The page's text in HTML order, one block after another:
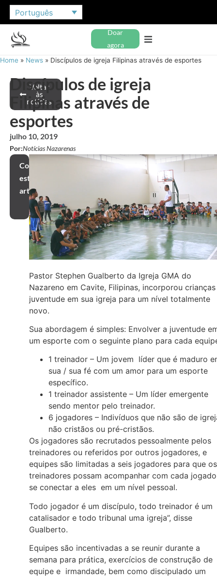
Português
Doar
agora
Home » News » Discípulos de igreja Filipinas através de esportes
Voltar
às
notícias
Discípulos de igreja
Filipinas através de
esportes
julho 10, 2019
Por:Notícias Nazarenas
Compartilhar
este
artigo
Pastor Stephen Gualberto da Igreja GMA do
Nazareno em Cavite, Filipinas, incorporou
juventude em sua igreja para um nível totalmente
novo.
Sua abordagem é simples: Envolver a juventude
um esporte com o seguinte plano para cada
1 treinador – Um jovem líder que é maduro
sua / sua fé com um amor para um esporte
específico.
1 treinador assistente – Um líder emergente
sendo mentor pelo treinador.
6 jogadores – Indivíduos que não são de
não cristãos ou pré-cristãos.
Os jogadores são recrutados pessoalmente pelos
treinadores ou referidos por outros jogadores, e
equipes são limitadas a seis jogadores para que os
treinadores possam acompanhar com cada
se conectar a eles em um nível pessoal.
Todo jogador é um discípulo, todo treinador é um
catalisador e todo tribunal uma igreja”, disse
Gualberto.
Equipes são incentivadas a se reunir durante a
semana para prática, exercícios de construção de
equipe e irmandade, bem como discipulado um